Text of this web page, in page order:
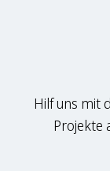
Hilf uns mit
Projekte